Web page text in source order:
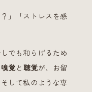
」「ストレスを感
でも和らげるため
嗅覚と 聴覚が、お留
して私のような専